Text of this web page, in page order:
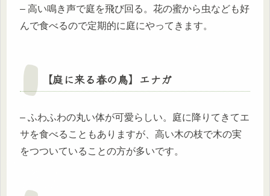
– 高い鳴き声で庭を飛び回る。花の蜜から虫なども好
んで食べるので定期的に庭にやってきます。
【庭に来る春の鳥】 エナガ
– ふわふわの丸い体が可愛らしい。庭に降りてきてエ
サを食べることもありますが、高い木の枝で木の実
をつついていることの方が多いです。